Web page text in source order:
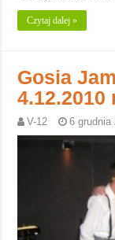
Czytaj dalej »
Gosia
V-12 6 grudnia